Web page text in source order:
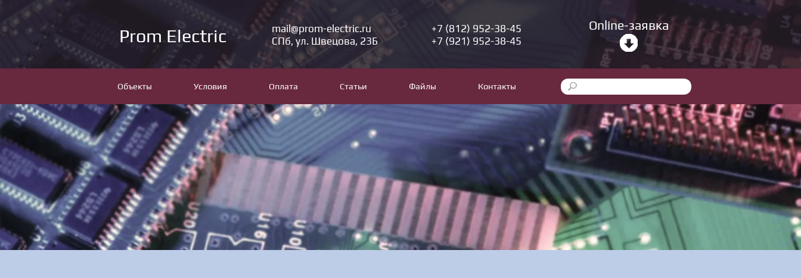
Prom Electric
mail@prom-electric.ru
СПб, ул. Швецова, 23Б
+7 (812) 952-38-45
+7 (921) 952-38-45
Online-заявка
Объекты Условия Оплата Статьи Файлы Контакты